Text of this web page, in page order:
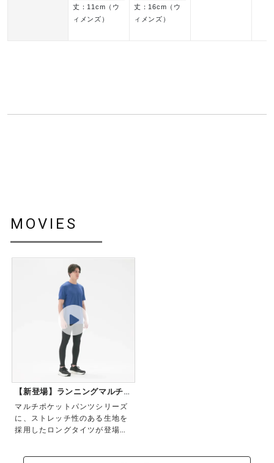
発売シーズン
2025年秋冬
丈：11cm（ウ
ィメンズ）
丈：16cm（ウ
ィメンズ）
MOVIES
【新登場】ランニングマルチポ
ケットロング...
マルチポケットパンツシリーズ
に、ストレッチ性のある生地を
採用したロングタイツが登場！